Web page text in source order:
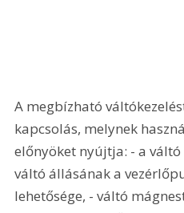
A megbízható
kapcsolás, melynek
előnyöket nyújtja: - a
váltó állásának a
lehetősége, - váltó